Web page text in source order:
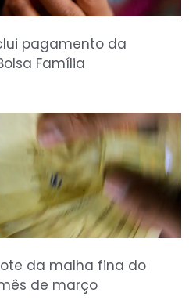
pagamento da
Família
da malha fina do
de março